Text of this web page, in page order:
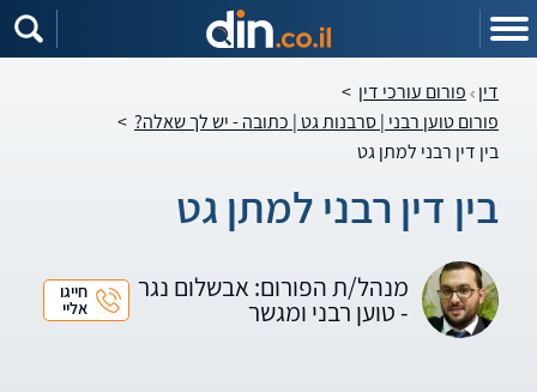
דין פורום עורכי דין >
פורום טוען רבני | סרבנות גט | כתובה - יש לך שאלה? >
בין דין רבני למתן גט
בין דין רבני למתן גט
מנהל/ת הפורום: אבשלום נגר
- טוען רבני ומגשר
חייגו
אליי